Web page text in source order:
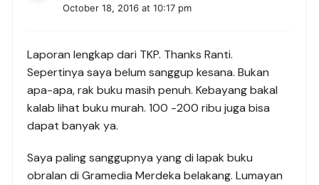
October 18, 2016 at 10:17 pm
Laporan lengkap dari TKP. Thanks Ranti.
Sepertinya saya belum sanggup kesana. Bukan
apa-apa, rak buku masih penuh. Kebayang bakal
kalab lihat buku murah. 100 -200 ribu juga bisa
dapat banyak ya.
Saya paling sanggupnya yang di lapak buku
obralan di Gramedia Merdeka belakang. Lumayan